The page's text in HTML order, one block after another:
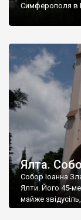
Симферополя в
Ялта.
Собор Іоанна
Ялти. Його 45-
майже